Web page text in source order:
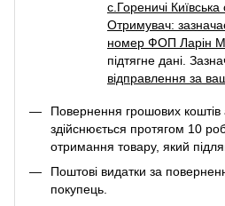
с.Гореничі
Отримувач:
номер ФОП Ларін
підтягне дані.
відправлення за
Повернення грошових коштів
здійснюється протягом 10
отримання товару, який
Поштові видатки за
покупець.